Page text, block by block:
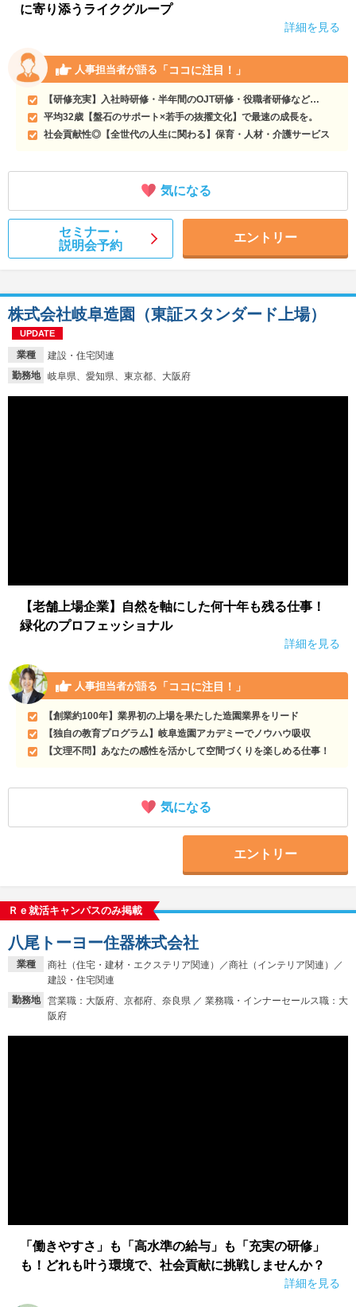
に寄り添うライクグループ
詳細を見る
人事担当者が語る 「ココに注目！」
【研修充実】入社時研修・半年間のOJT研修・役職者研修など…
平均32歳【盤石のサポート×若手の抜擢文化】で最速の成長を。
社会貢献性◎【全世代の人生に関わる】保育・人材・介護サービス
気になる
セミナー・
説明会予約
エントリー
業種
建設・住宅関連
勤務地
岐阜県、愛知県、東京都、大阪府
株式会社岐阜造園（東証スタンダード上場）
UPDATE
【老舗上場企業】自然を軸にした何十年も残る仕事！
緑化のプロフェッショナル
詳細を見る
人事担当者が語る 「ココに注目！」
【創業約100年】業界初の上場を果たした造園業界をリード
【独自の教育プログラム】岐阜造園アカデミーでノウハウ吸収
【文理不問】あなたの感性を活かして空間づくりを楽しめる仕事！
気になる
エントリー
Ｒｅ就活キャンパスのみ掲載
業種
商社（住宅・建材・エクステリア関連）／商社（インテリア関連）／
建設・住宅関連
勤務地
営業職：大阪府、京都府、奈良県 ／ 業務職・インナーセールス職：大
阪府
八尾トーヨー住器株式会社
「働きやすさ」も「高水準の給与」も「充実の研修」
も！どれも叶う環境で、社会貢献に挑戦しませんか？
詳細を見る